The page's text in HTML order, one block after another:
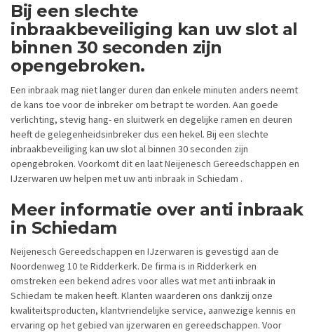
Bij een slechte
inbraakbeveiliging kan uw slot al
binnen 30 seconden zijn
opengebroken.
Een inbraak mag niet langer duren dan enkele minuten anders neemt
de kans toe voor de inbreker om betrapt te worden. Aan goede
verlichting, stevig hang- en sluitwerk en degelijke ramen en deuren
heeft de gelegenheidsinbreker dus een hekel. Bij een slechte
inbraakbeveiliging kan uw slot al binnen 30 seconden zijn
opengebroken. Voorkomt dit en laat Neijenesch Gereedschappen en
IJzerwaren uw helpen met uw anti inbraak in Schiedam .
Meer informatie over anti inbraak
in Schiedam
Neijenesch Gereedschappen en IJzerwaren is gevestigd aan de
Noordenweg 10 te Ridderkerk. De firma is in Ridderkerk en
omstreken een bekend adres voor alles wat met anti inbraak in
Schiedam te maken heeft. Klanten waarderen ons dankzij onze
kwaliteitsproducten, klantvriendelijke service, aanwezige kennis en
ervaring op het gebied van ijzerwaren en gereedschappen. Voor